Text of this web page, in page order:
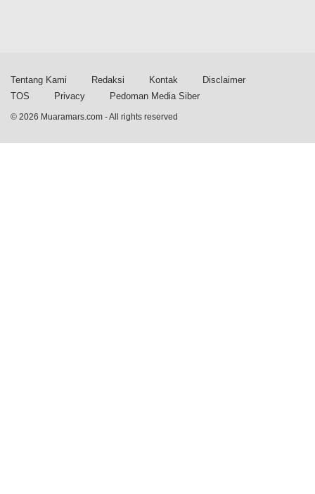
Tentang Kami Redaksi Kontak
Disclaimer
TOS
Privacy Pedoman Media Siber
© 2026 Muaramars.com - All rights reserved